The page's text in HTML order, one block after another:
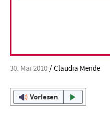
30. Mai 2010 Claudia Mende
Vorlesen